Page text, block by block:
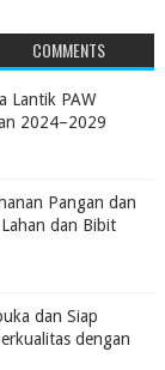
COMMENTS
Lantik PAW
2024–2029
Pangan dan
dan Bibit
dan Siap
dengan